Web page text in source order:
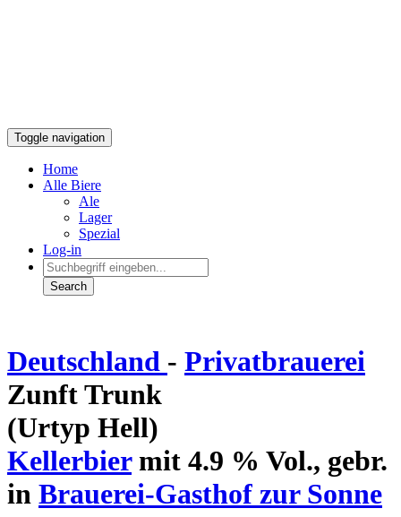
Toggle navigation
Home
Alle Biere
Ale
Lager
Spezial
Log-in
Deutschland - Privatbrauerei
Zunft Trunk
(Urtyp Hell)
Kellerbiermit 4.9 % Vol., gebr.
in Brauerei-Gasthof zur Sonne